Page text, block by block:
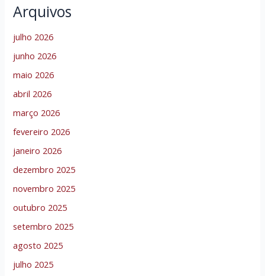
Arquivos
julho 2026
junho 2026
maio 2026
abril 2026
março 2026
fevereiro 2026
janeiro 2026
dezembro 2025
novembro 2025
outubro 2025
setembro 2025
agosto 2025
julho 2025